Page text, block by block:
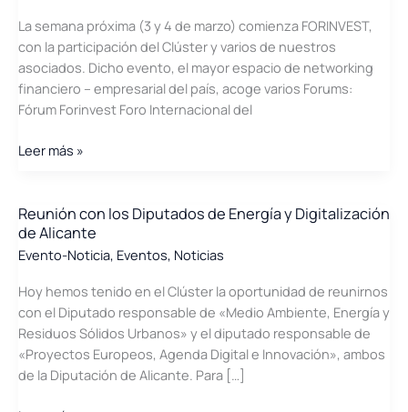
La semana próxima (3 y 4 de marzo) comienza FORINVEST,
con la participación del Clúster y varios de nuestros
asociados. Dicho evento, el mayor espacio de networking
financiero – empresarial del país, acoge varios Forums:
Fórum Forinvest Foro Internacional del
Todo
FORINVEST
2020
en
Valencia
(3-
4/marzo)
Leer más »
Reunión con los Diputados de Energía y Digitalización
de Alicante
Evento-Noticia, Eventos, Noticias
Hoy hemos tenido en el Clúster la oportunidad de reunirnos
con el Diputado responsable de «Medio Ambiente, Energía y
Residuos Sólidos Urbanos» y el diputado responsable de
«Proyectos Europeos, Agenda Digital e Innovación», ambos
de la Diputación de Alicante. Para […]